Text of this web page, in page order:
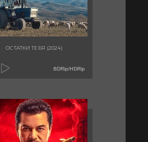
ОСТАТКИ ТЕБЯ (2024)
BDRip/HDRip